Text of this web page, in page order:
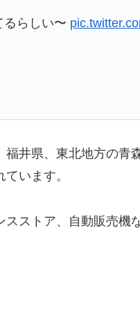
るらしい〜
井県、東北地方の青
います。
ストア、自動販売機